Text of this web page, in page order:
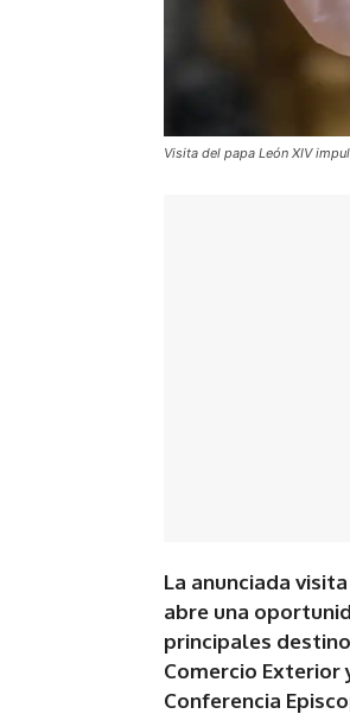
Visita del papa León XIV
La anunciada
abre una
principales
Comercio Exterior
Conferencia